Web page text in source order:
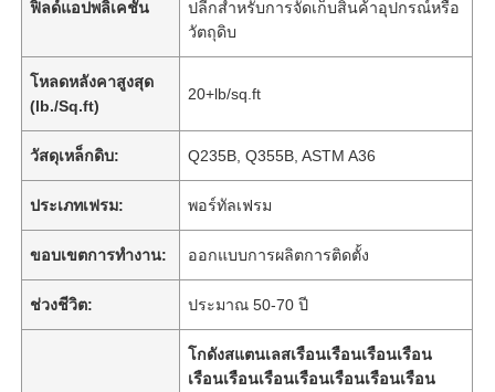
ฟิลด์แอปพลิเคชัน
ปลีกสำหรับการจัดเก็บสินค้าอุปกรณ์หรือ
วัตถุดิบ
โหลดหลังคาสูงสุด
(lb./Sq.ft)
20+lb/sq.ft
วัสดุเหล็กดิบ: Q235B, Q355B, ASTM A36
ประเภทเฟรม: พอร์ทัลเฟรม
ขอบเขตการทำงาน: ออกแบบการผลิตการติดตั้ง
ช่วงชีวิต: ประมาณ 50-70 ปี
โกดังสแตนเลสเรือนเรือนเรือนเรือน
เรือนเรือนเรือนเรือนเรือนเรือนเรือน